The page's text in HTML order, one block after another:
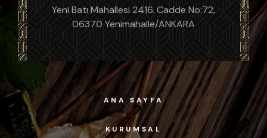
Yeni Batı Mahallesi 2416. Cadde No:72,
06370 Yenimahalle/ANKARA
ANA SAYFA
KURUMSAL